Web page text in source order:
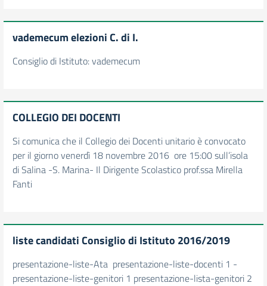
vademecum elezioni C. di I.
Consiglio di Istituto: vademecum
COLLEGIO DEI DOCENTI
Si comunica che il Collegio dei Docenti unitario è convocato
per il giorno venerdì 18 novembre 2016 ore 15:00 sull’isola
di Salina -S. Marina- Il Dirigente Scolastico prof.ssa Mirella
Fanti
liste candidati Consiglio di Istituto 2016/2019
presentazione-liste-Ata presentazione-liste-docenti 1 -
presentazione-liste-genitori 1 presentazione-lista-genitori 2